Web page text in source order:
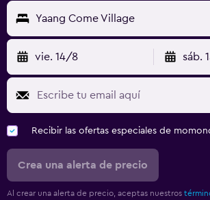
Yaang Come Village
vie. 14/8 sáb.
Recibir las ofertas especiales de
Crea una alerta de precio
Al crear una alerta de precio, aceptas nuestros